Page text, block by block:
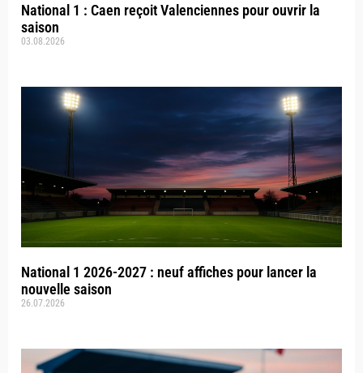
National 1 : Caen reçoit Valenciennes pour ouvrir la
saison
03.08.2026
National 1 2026-2027 : neuf affiches pour lancer la
nouvelle saison
26.07.2026